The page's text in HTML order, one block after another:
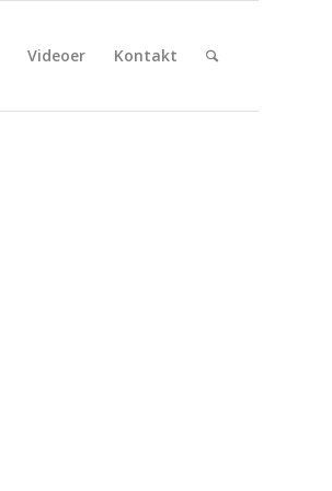
Videoer Kontakt